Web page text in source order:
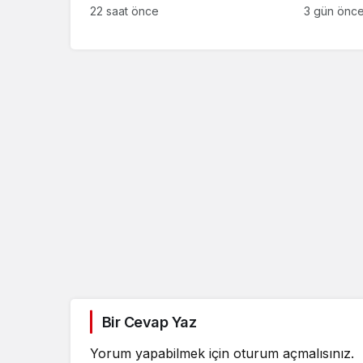
sanığın tutukluluğuna devam
22 saat önce
Anlaşma
3 gün önce
Bir Cevap Yaz
Yorum yapabilmek için oturum açmalısınız.